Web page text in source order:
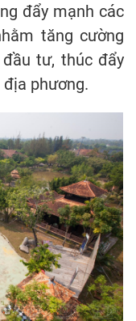
đẩy mạnh các
tăng cường
tư, thúc đẩy
phương.